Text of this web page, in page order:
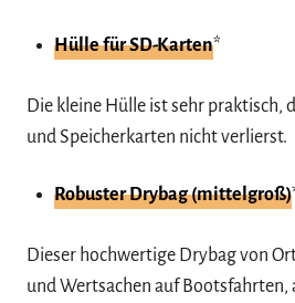
Hülle für SD-Karten*
Die kleine Hülle ist sehr praktisch,
und Speicherkarten nicht verlierst.
Robuster Drybag (mittelgroß)
Dieser hochwertige Drybag von
und Wertsachen auf Bootsfahrten,